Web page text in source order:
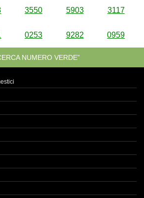
3550 5903 3117
0253 9282 0959
NUMERO VERDE”